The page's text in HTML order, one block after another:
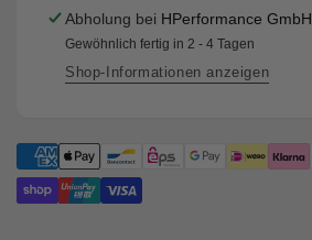
&amp;
Dimpled
Black
Drilled
&amp;
Dimpled
Abholung bei HPerformance GmbH
Gewöhnlich fertig in 2 - 4 Tagen
Shop-Informationen anzeigen